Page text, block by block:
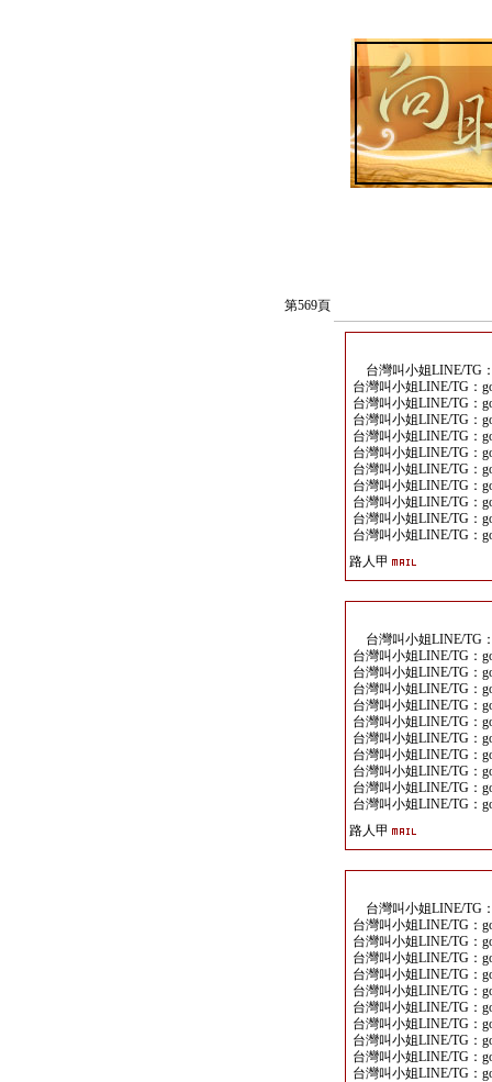
第569頁
台灣叫小姐LINE/TG
台灣叫小姐LINE/TG：
台灣叫小姐LINE/TG：
台灣叫小姐LINE/TG：
台灣叫小姐LINE/TG：
台灣叫小姐LINE/TG：
台灣叫小姐LINE/TG：
台灣叫小姐LINE/TG：
台灣叫小姐LINE/TG：
台灣叫小姐LINE/TG：
台灣叫小姐LINE/TG：
路人甲
台灣叫小姐LINE/TG
台灣叫小姐LINE/TG：
台灣叫小姐LINE/TG：
台灣叫小姐LINE/TG：
台灣叫小姐LINE/TG：
台灣叫小姐LINE/TG：
台灣叫小姐LINE/TG：
台灣叫小姐LINE/TG：
台灣叫小姐LINE/TG：
台灣叫小姐LINE/TG：
台灣叫小姐LINE/TG：
路人甲
台灣叫小姐LINE/TG
台灣叫小姐LINE/TG：
台灣叫小姐LINE/TG：
台灣叫小姐LINE/TG：
台灣叫小姐LINE/TG：
台灣叫小姐LINE/TG：
台灣叫小姐LINE/TG：
台灣叫小姐LINE/TG：
台灣叫小姐LINE/TG：
台灣叫小姐LINE/TG：
台灣叫小姐LINE/TG：